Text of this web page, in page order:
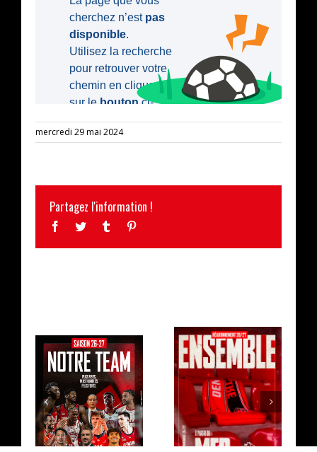
mercredi 29 mai 2024
Partagez l'information !
Facebook
Twitter Tumblr
L’EFFECTIF
2026/2027 AU
COMPLET !
LA CAMPAGNE DE
RÉABONNEMENT
EST OUVERTE !